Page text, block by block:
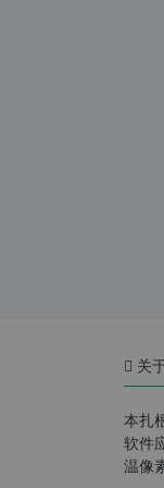
关
本扎
软件
温像